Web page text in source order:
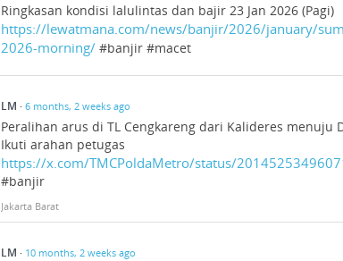
Ringkasan kondisi lalulintas dan bajir 23 Jan 2026 (Pagi)
https://lewatmana.com/news/banjir/2026/january/
2026-morning/ #banjir #macet
LM · 6 months, 2 weeks ago
Peralihan arus di TL Cengkareng dari Kalideres menuju
Ikuti arahan petugas
https://x.com/TMCPoldaMetro/status/
#banjir
Jakarta Barat
LM · 10 months, 2 weeks ago